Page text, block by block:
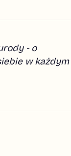
- o
w każdym